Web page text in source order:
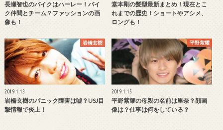
長瀬智也のバイクはハーレー！バイ
ク仲間とチーム？ファッションの画
像も！
堂本剛の髪型最新まとめ！現在とこ
れまでの歴史！ショートやアシメ、
ロングも！
岩橋玄樹
2019.1.13
岩橋玄樹のパニック障害は嘘？USJ目
撃情報で炎上！
平野紫耀
2019.1.15
平野紫耀の母親の名前は里奈？顔画
像は？仕事は何をしている？